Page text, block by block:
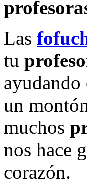
Las
tu
ayudando
un
muchos
nos hace
corazón.